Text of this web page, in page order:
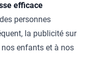
efficace
personnes
la publicité sur
nos enfants et à nos